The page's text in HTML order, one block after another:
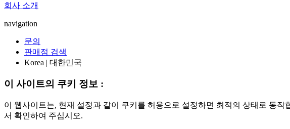
회사 소개
navigation
문의
판매점 검색
Korea | 대한민국
이 사이트의 쿠키 정보 :
이 웹사이트는, 현재 설정과 같이 쿠키를 허용으로 설정하면 최적의 상태로 동
서 확인하여 주십시오.